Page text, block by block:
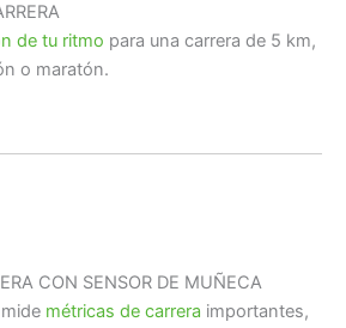
de tu ritmo para una carrera de 5 km,
o maratón.
CON SENSOR DE MUÑECA
métricas de carrera importantes,